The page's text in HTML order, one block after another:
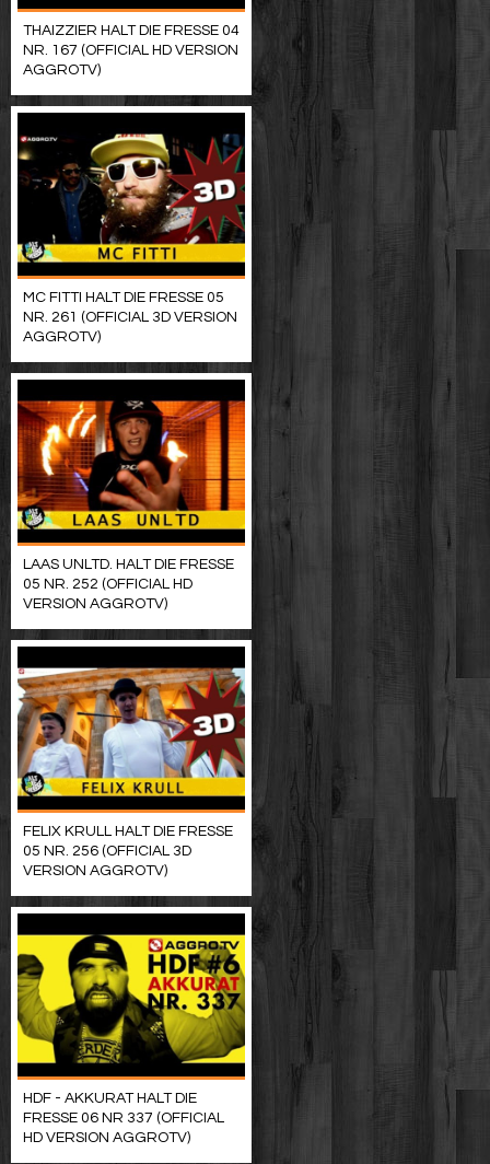
THAIZZIER HALT DIE FRESSE 04
NR. 167 (OFFICIAL HD VERSION
AGGROTV)
MC FITTI HALT DIE FRESSE 05
NR. 261 (OFFICIAL 3D VERSION
AGGROTV)
LAAS UNLTD. HALT DIE FRESSE
05 NR. 252 (OFFICIAL HD
VERSION AGGROTV)
FELIX KRULL HALT DIE FRESSE
05 NR. 256 (OFFICIAL 3D
VERSION AGGROTV)
HDF - AKKURAT HALT DIE
FRESSE 06 NR 337 (OFFICIAL
HD VERSION AGGROTV)